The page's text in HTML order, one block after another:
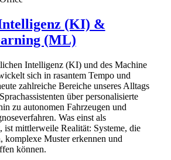
(KI) &
(ML)
Intelligenz (KI) und des Machine
sich in rasantem Tempo und
zahlreiche Bereiche unseres Alltags
über personalisierte
zu autonomen Fahrzeugen und
Was einst als
ist mittlerweile Realität: Systeme, die
komplexe Muster erkennen und
können.